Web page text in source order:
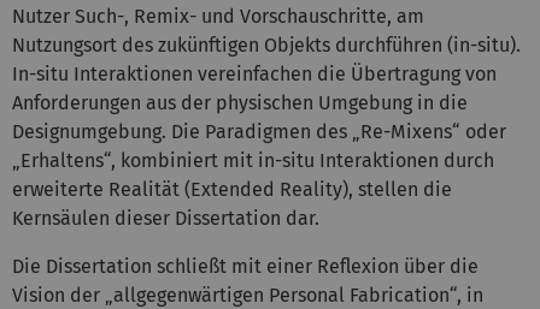
Nutzer Such-, Remix- und Vorschauschritte, am
Nutzungsort des zukünftigen Objekts durchführen (in-situ).
In-situ Interaktionen vereinfachen die Übertragung von
Anforderungen aus der physischen Umgebung in die
Designumgebung. Die Paradigmen des „Re-Mixens“ oder
„Erhaltens“, kombiniert mit in-situ Interaktionen durch
erweiterte Realität (Extended Reality), stellen die
Kernsäulen dieser Dissertation dar.
Die Dissertation schließt mit einer Reflexion über die
Vision der „allgegenwärtigen Personal Fabrication“, in